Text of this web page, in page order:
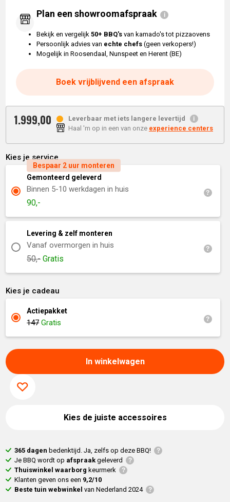
1.999,00
Leverbaar met iets langere levertijd
Haal 'm op in een van onze experience centers
Kies je service
Gemonteerd geleverd
Binnen 5-10 werkdagen in huis
90,-
Bespaar 2 uur monteren
Levering & zelf monteren
Vanaf overmorgen in huis
50,- Gratis
Kies je cadeau
Actiepakket
147Gratis
In winkelwagen
Kies de juiste accessoires
365 dagen bedenktijd. Ja, zelfs op deze BBQ!
Je BBQ wordt op afspraak geleverd
Thuiswinkel waarborg keurmerk
Klanten geven ons een 9,2/10
Beste tuin webwinkel van Nederland 2024
Plan een showroomafspraak
Bekijk en vergelijk50+ BBQ's van kamado's tot pizzaovens
Persoonlijk advies van echte chefs (geen verkopers!)
Mogelijk in Roosendaal, Nunspeet en Herent (BE)
Boek vrijblijvend een afspraak